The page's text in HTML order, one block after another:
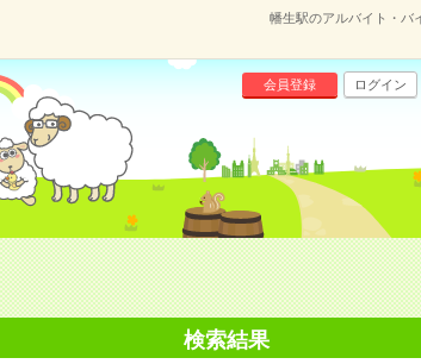
幡生駅のアルバイト・バ
会員登録 ログイン
検索結果